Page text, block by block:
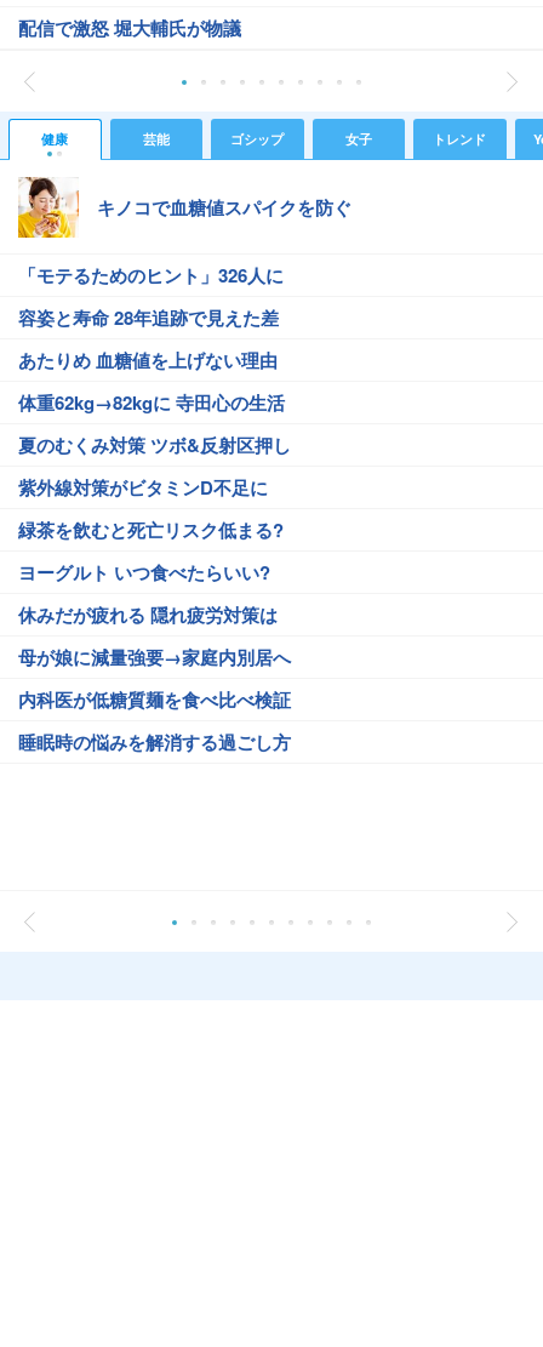
配信で激怒 堀大輔氏が物議
健康 芸能 ゴシップ 女子 トレンド
キノコで血糖値スパイクを防ぐ
「モテるためのヒント」326人に
容姿と寿命 28年追跡で見えた差
あたりめ 血糖値を上げない理由
体重62kg→82kgに 寺田心の生活
夏のむくみ対策 ツボ&反射区押し
紫外線対策がビタミンD不足に
緑茶を飲むと死亡リスク低まる?
ヨーグルト いつ食べたらいい?
休みだが疲れる 隠れ疲労対策は
母が娘に減量強要→家庭内別居へ
内科医が低糖質麺を食べ比べ検証
睡眠時の悩みを解消する過ごし方